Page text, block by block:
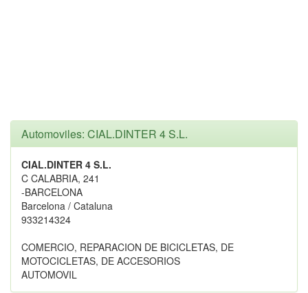
Automoviles: CIAL.DINTER 4 S.L.
CIAL.DINTER 4 S.L.
C CALABRIA, 241
-BARCELONA
Barcelona / Cataluna
933214324
COMERCIO, REPARACION DE BICICLETAS, DE
MOTOCICLETAS, DE ACCESORIOS
AUTOMOVIL